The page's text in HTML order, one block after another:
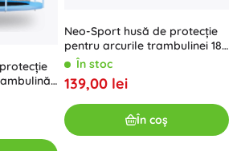
Neo-Sport husă de protecție
pentru arcurile trambulinei 183
cmÎn stoc
139,00 lei
În coș